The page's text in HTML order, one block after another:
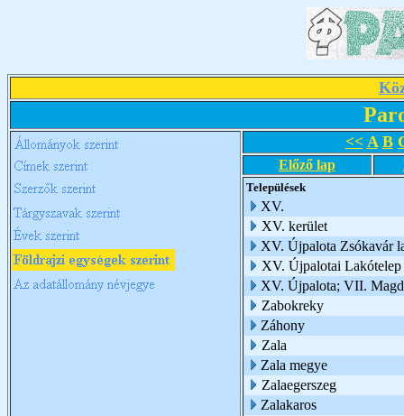
<< A B
Előző lap
Települések
XV.
XV. kerület
XV. Újpalota Zsókavár
XV. Újpalotai Lakótelep
XV. Újpalota; VII.
Zabokreky
Záhony
Zala
Zala megye
Zalaegerszeg
Zalakaros